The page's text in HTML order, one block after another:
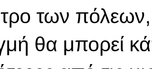
των
θα μπορεί